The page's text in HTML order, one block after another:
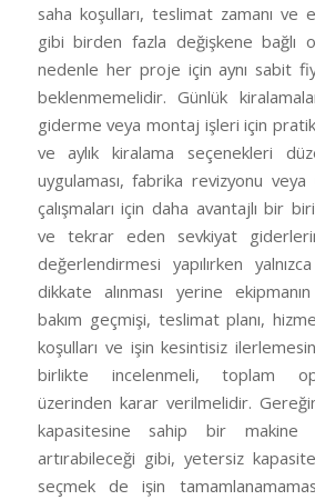
saha koşulları, teslimat zamanı ve
gibi birden fazla değişkene bağlı
nedenle her proje için aynı sabit
beklenmemelidir. Günlük
giderme veya montaj işleri için
ve aylık kiralama seçenekleri
uygulaması, fabrika revizyonu
çalışmaları için daha avantajlı bir
ve tekrar eden sevkiyat
değerlendirmesi yapılırken
dikkate alınması yerine
bakım geçmişi, teslimat planı,
koşulları ve işin kesintisiz
birlikte incelenmeli, toplam
üzerinden karar verilmelidir.
kapasitesine sahip bir makine
artırabileceği gibi, yetersiz
seçmek de işin